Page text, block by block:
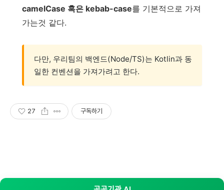
camelCase 혹은 kebab-case를 기본적으로 가져
가는것 같다.
다만, 우리팀의 백엔드(Node/TS)는 Kotlin과 동
일한 컨벤션을 가져가려고 한다.
27 구독하기